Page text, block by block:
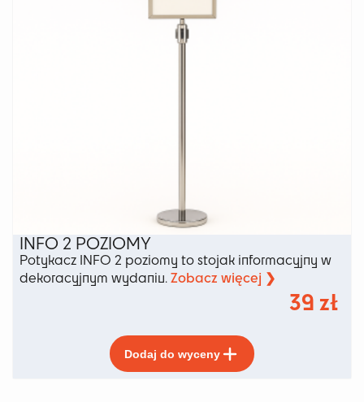
produktu
INFO 2 POZIOMY
Potykacz INFO 2 poziomy to stojak informacyjny w
dekoracyjnym wydaniu.Zobacz więcej ❯
39 zł
Dodaj do wyceny
produkt
ma